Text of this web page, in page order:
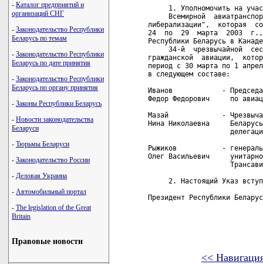
- Каталог предприятий и
организаций СНГ
- Законодательство Республики
Беларусь по темам
- Законодательство Республики
Беларусь по дате принятия
- Законодательство Республики
Беларусь по органу принятия
- Законы Республики Беларусь
- Новости законодательства
Беларуси
- Тюрьмы Беларуси
- Законодательство России
- Деловая Украина
- Автомобильный портал
- The legislation of the Great
Britain
Правовые новости
1. Уполномочить на
Всемирной
либерализации",  которая
24  по  29  марта  2003  г.,
Республики Беларусь в
34-й  чрезвычайной
гражданской  авиации,
период с 30 марта по 1
в следующем составе:
Иванов            -
Федор Федорович     по
Мазай             -
Нина Николаевна
Рыжиков           -
Олег Васильевич
2. Настоящий Указ
Президент Республики
<<